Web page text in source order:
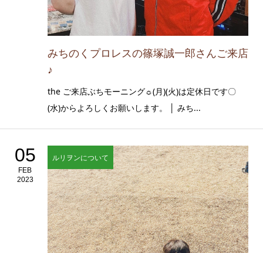
みちのくプロレスの篠塚誠一郎さんご来店
♪
the ご来店ぶちモーニング☼(月)(火)は定休日です〇
(水)からよろしくお願いします。 │ みち...
05
FEB
2023
ルリヲンについて